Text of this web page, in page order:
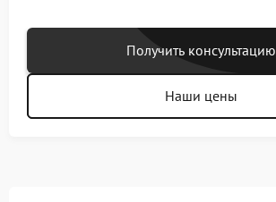
Получить консультацию
Наши цены